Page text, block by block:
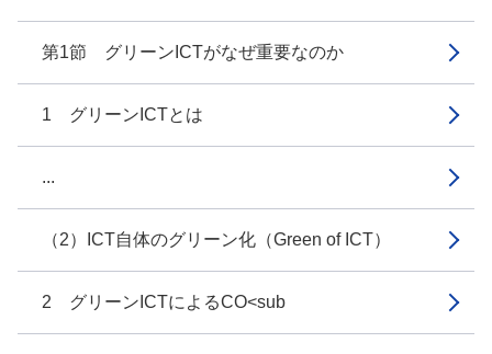
第1節 グリーンICTがなぜ重要なのか
1 グリーンICTとは
...
（2）ICT自体のグリーン化（Green of ICT）
2 グリーンICTによるCO<sub